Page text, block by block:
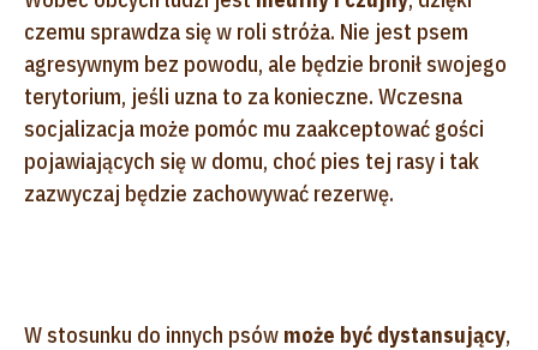
czemu sprawdza się w roli stróża. Nie jest psem
agresywnym bez powodu, ale będzie bronił swojego
terytorium, jeśli uzna to za konieczne. Wczesna
socjalizacja może pomóc mu zaakceptować gości
pojawiających się w domu, choć pies tej rasy i tak
zazwyczaj będzie zachowywać rezerwę.
W stosunku do innych psów może być dystansujący,